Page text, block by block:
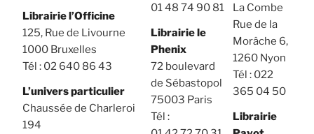
Librairie l’Officine
125, Rue de Livourne
1000 Bruxelles
Tél : 02 640 86 43
L’univers particulier
Chaussée de Charleroi
194
01 48 74 90 81
Librairie le
Phenix
72 boulevard
de Sébastopol
75003 Paris
Tél :
La Combe
Rue de la
Morâche 6,
1260 Nyon
Tél : 022
365 04 50
Librairie